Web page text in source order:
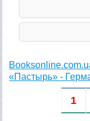
«Пастырь» -
1